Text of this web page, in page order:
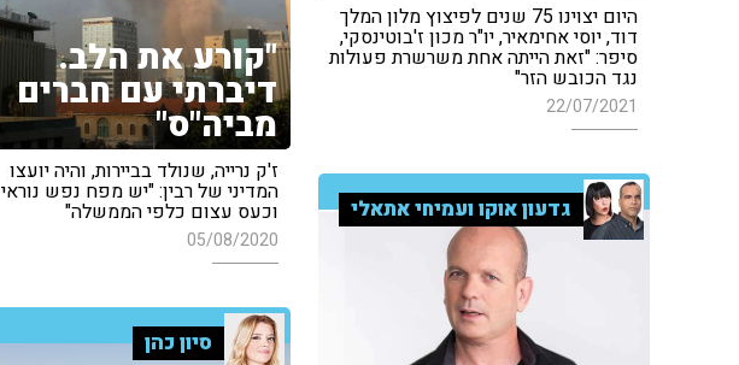
היום יצוינו 75 שנים לפיצוץ מלון המלך
דוד, יוסי אחימאיר, יו"ר מכון ז'בוטינסקי,
סיפר: "זאת הייתה אחת משרשרת פעולות
נגד הכובש הזר"
22/07/2021
"קורע את הלב.
דיברתי עם חברים
מביה"ס"
ז'ק נרייה, שנולד בביירות, והיה יועצו
המדיני של רבין: "יש מפח נפש נוראי
וכעס עצום כלפי הממשלה"
05/08/2020
גדעון אוקו ועמיחי אתאלי
סיון כהן